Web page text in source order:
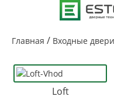
Главная / Входные двери
Loft